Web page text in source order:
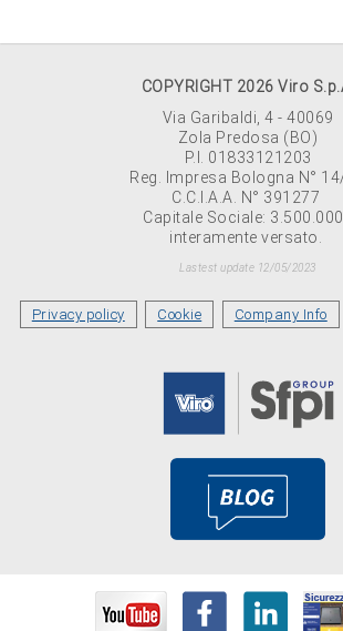
COPYRIGHT 2026 Viro
Via Garibaldi, 4 - 40069
Zola Predosa (BO)
P.I. 01833121203
Reg. Impresa Bologna N°
C.C.I.A.A. N° 391277
Capitale Sociale:
interamente versato.
Lastest update 12/05/2023
Privacy policy Cookie Company Info